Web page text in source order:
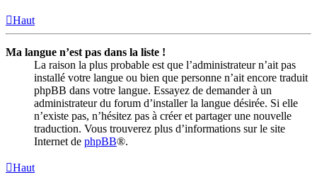
Haut
Ma langue n’est pas dans la liste !
La raison la plus probable est que l’administrateur n’ait pas
installé votre langue ou bien que personne n’ait encore traduit
phpBB dans votre langue. Essayez de demander à un
administrateur du forum d’installer la langue désirée. Si elle
n’existe pas, n’hésitez pas à créer et partager une nouvelle
traduction. Vous trouverez plus d’informations sur le site
Internet de phpBB®.
Haut